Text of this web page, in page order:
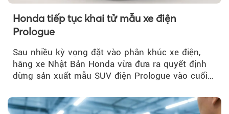
Honda tiếp tục khai tử mẫu xe điện
Prologue
Sau nhiều kỳ vọng đặt vào phân khúc xe điện,
hãng xe Nhật Bản Honda vừa đưa ra quyết định
dừng sản xuất mẫu SUV điện Prologue vào cuối